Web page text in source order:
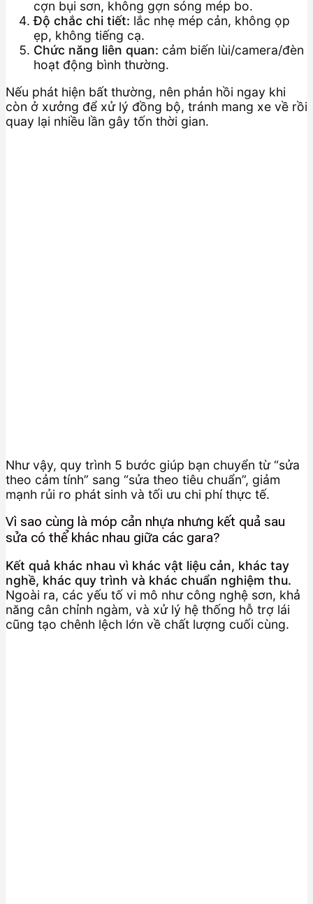
cợn bụi sơn, không gợn sóng mép bo.
Độ chắc chi tiết: lắc nhẹ mép cản, không ọp
ẹp, không tiếng cạ.
Chức năng liên quan: cảm biến lùi/camera/đèn
hoạt động bình thường.
Nếu phát hiện bất thường, nên phản hồi ngay khi
còn ở xưởng để xử lý đồng bộ, tránh mang xe về rồi
quay lại nhiều lần gây tốn thời gian.
Như vậy, quy trình 5 bước giúp bạn chuyển từ “sửa
theo cảm tính” sang “sửa theo tiêu chuẩn”, giảm
mạnh rủi ro phát sinh và tối ưu chi phí thực tế.
Vì sao cùng là móp cản nhựa nhưng kết quả sau
sửa có thể khác nhau giữa các gara?
Kết quả khác nhau vì khác vật liệu cản, khác tay
nghề, khác quy trình và khác chuẩn nghiệm thu.
Ngoài ra, các yếu tố vi mô như công nghệ sơn, khả
năng cân chỉnh ngàm, và xử lý hệ thống hỗ trợ lái
cũng tạo chênh lệch lớn về chất lượng cuối cùng.